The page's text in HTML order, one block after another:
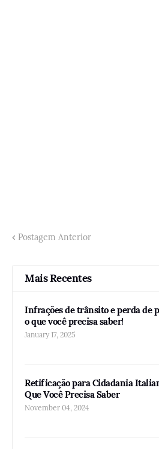
Postagem Anterior
Mais Recentes
Infrações de trânsito e perda de
o que você precisa saber!
January 17, 2025
Retificação para Cidadania
Que Você Precisa Saber
November 04, 2024